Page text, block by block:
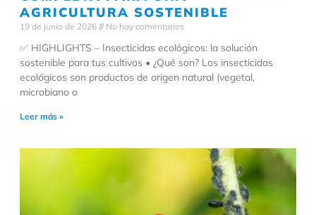
AGRICULTURA SOSTENIBLE
19 de junio de 2026 No hay comentarios
✅ HIGHLIGHTS – Insecticidas ecológicos: la solución
sostenible para tus cultivos • ¿Qué son? Los insecticidas
ecológicos son productos de origen natural (vegetal,
microbiano o
Leer más »